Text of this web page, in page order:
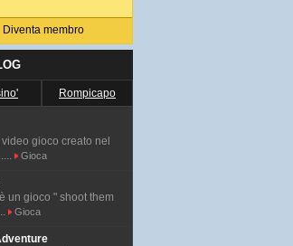
Diventa membro
Rompicapo
gioco creato nel
Gioca
un gioco " shoot them
Gioca